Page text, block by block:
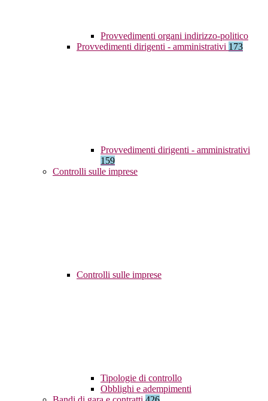
Provvedimenti organi indirizzo-politico
Provvedimenti dirigenti - amministrativi 173
Provvedimenti dirigenti - amministrativi
159
Controlli sulle imprese
Controlli sulle imprese
Tipologie di controllo
Obblighi e adempimenti